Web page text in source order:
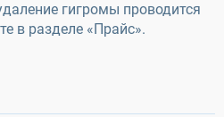
гигромы проводится
в разделе «Прайс».